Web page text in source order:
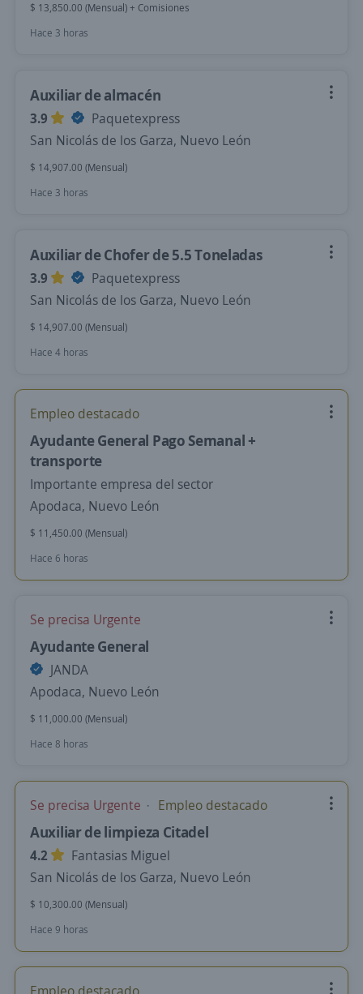
$ 13,850.00 (Mensual) + Comisiones
Hace 3 horas
Auxiliar de almacén
3.9
Paquetexpress
San Nicolás de los Garza, Nuevo León
$ 14,907.00 (Mensual)
Hace 3 horas
Auxiliar de Chofer de 5.5 Toneladas
3.9
Paquetexpress
San Nicolás de los Garza, Nuevo León
$ 14,907.00 (Mensual)
Hace 4 horas
Empleo destacado
Ayudante General Pago Semanal +
transporte
Importante empresa del sector
Apodaca, Nuevo León
$ 11,450.00 (Mensual)
Hace 6 horas
Se precisa Urgente
Ayudante General
JANDA
Apodaca, Nuevo León
$ 11,000.00 (Mensual)
Hace 8 horas
Se precisa Urgente Empleo destacado
Auxiliar de limpieza Citadel
4.2
Fantasias Miguel
San Nicolás de los Garza, Nuevo León
$ 10,300.00 (Mensual)
Hace 9 horas